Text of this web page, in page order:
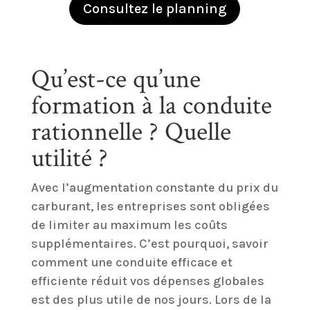
Consultez le planning
Qu’est-ce qu’une
formation à la conduite
rationnelle ? Quelle
utilité ?
Avec l’augmentation constante du prix du
carburant, les entreprises sont obligées
de limiter au maximum les coûts
supplémentaires. C’est pourquoi, savoir
comment une conduite efficace et
efficiente réduit vos dépenses globales
est des plus utile de nos jours. Lors de la